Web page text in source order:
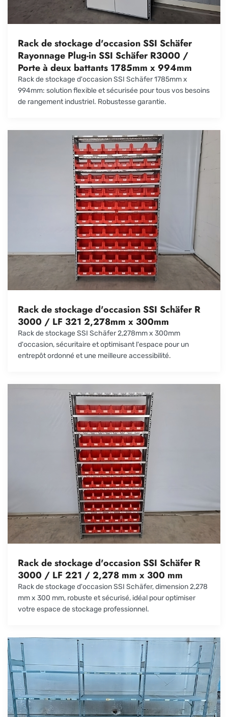
Rack de stockage d'occasion SSI Schäfer
Rayonnage Plug-in SSI Schäfer R3000 /
Porte à deux battants 1785mm x 994mm
Rack de stockage d'occasion SSI Schäfer 1785mm x
994mm: solution flexible et sécurisée pour tous vos besoins
de rangement industriel. Robustesse garantie.
Rack de stockage d'occasion SSI Schäfer R
3000 / LF 321 2,278mm x 300mm
Rack de stockage SSI Schäfer 2,278mm x 300mm
d'occasion, sécuritaire et optimisant l'espace pour un
entrepôt ordonné et une meilleure accessibilité.
Rack de stockage d'occasion SSI Schäfer R
3000 / LF 221 / 2,278 mm x 300 mm
Rack de stockage d'occasion SSI Schäfer, dimension 2,278
mm x 300 mm, robuste et sécurisé, idéal pour optimiser
votre espace de stockage professionnel.